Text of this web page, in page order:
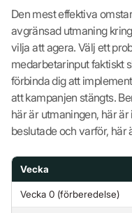
Den mest effektiva
avgränsad utmaning
vilja att agera. Välj ett
medarbetarinput faktiskt
förbinda dig att
att kampanjen stängts.
här är utmaningen, här
beslutade och varför, här
Vecka
Vecka 0 (förberedelse)